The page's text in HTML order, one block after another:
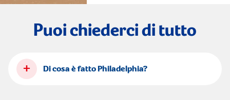
Puoi chiederci di tutto
+ Di cosa è fatto Philadelphia?